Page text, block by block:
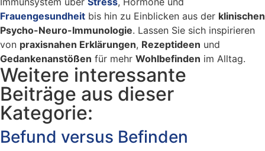
Frauengesundheit bis hin zu Einblicken aus der klinischen
Psycho-Neuro-Immunologie. Lassen Sie sich inspirieren
von praxisnahen Erklärungen, Rezeptideen und
Gedankenanstößen für mehr Wohlbefinden im Alltag.
Weitere interessante
Beiträge aus dieser
Kategorie:
Befund versus Befinden